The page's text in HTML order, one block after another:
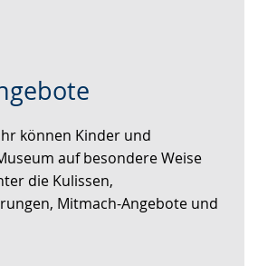
können Kinder und
auf besondere Weise
die Kulissen,
Mitmach-Angebote und